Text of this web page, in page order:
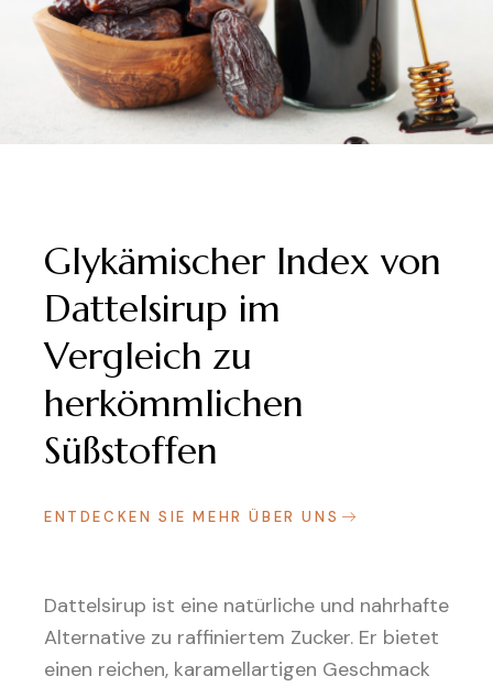
Glykämischer Index von
Dattelsirup im
Vergleich zu
herkömmlichen
Süßstoffen
ENTDECKEN SIE MEHR ÜBER UNS
Dattelsirup ist eine natürliche und nahrhafte
Alternative zu raffiniertem Zucker. Er bietet
einen reichen, karamellartigen Geschmack